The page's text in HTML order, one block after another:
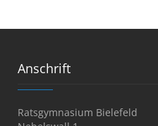
Anschrift
Ratsgymnasium Bielefeld